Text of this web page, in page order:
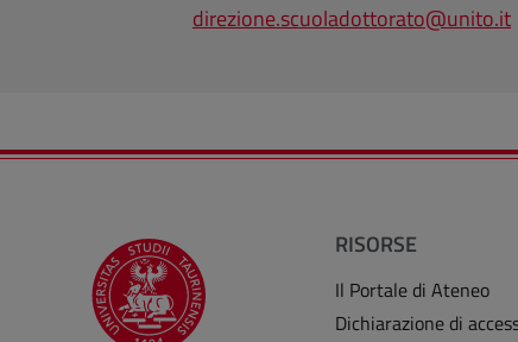
direzione.scuoladottorato@unito.it
RISORSE
Il Portale di Ateneo
Dichiarazione di